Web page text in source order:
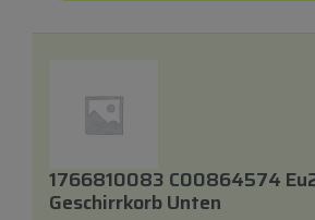
1766810083 C00864574
Geschirrkorb Unten